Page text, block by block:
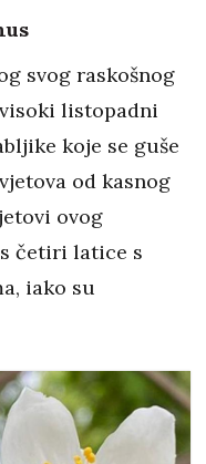
svog raskošnog
listopadni
koje se guše
od kasnog
ovog
četiri latice s
iako su